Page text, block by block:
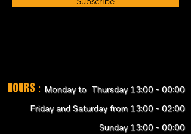
Hours : Monday to Thursday 13:00 - 00:00
Friday and Saturday from 13:00 - 02:00
Sunday 13:00 - 00:00